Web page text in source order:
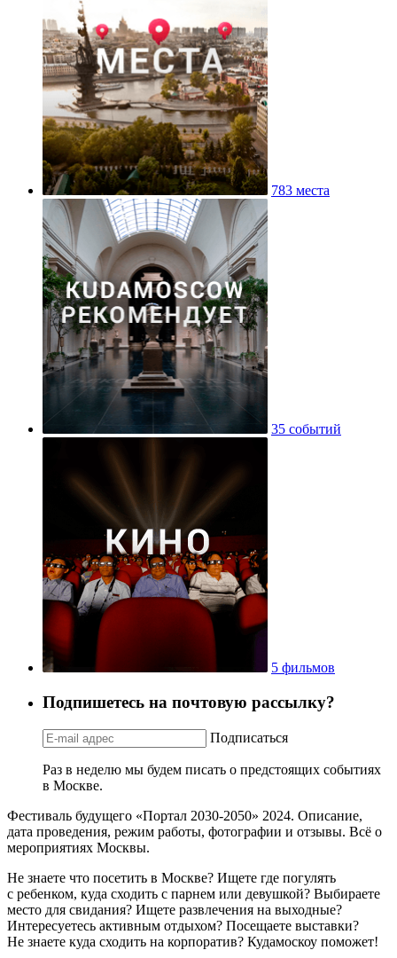
783 места
35 событий
5 фильмов
Подпишетесь на почтовую рассылку?
Подписаться
Раз в неделю мы будем писать о предстоящих событиях
в Москве.
Фестиваль будущего «Портал 2030-2050» 2024. Описание,
дата проведения, режим работы, фотографии и отзывы. Всё о
мероприятиях Москвы.
Не знаете что посетить в Москве? Ищете где погулять
с ребенком, куда сходить с парнем или девушкой? Выбираете
место для свидания? Ищете развлечения на выходные?
Интересуетесь активным отдыхом? Посещаете выставки?
Не знаете куда сходить на корпоратив? Кудамоскоу поможет!